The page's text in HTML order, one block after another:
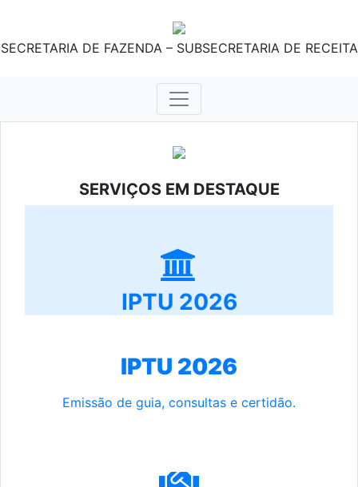
SECRETARIA DE FAZENDA – SUBSECRETARIA DE RECEITA
SERVIÇOS EM DESTAQUE
IPTU 2026
IPTU 2026
Emissão de guia, consultas e certidão.